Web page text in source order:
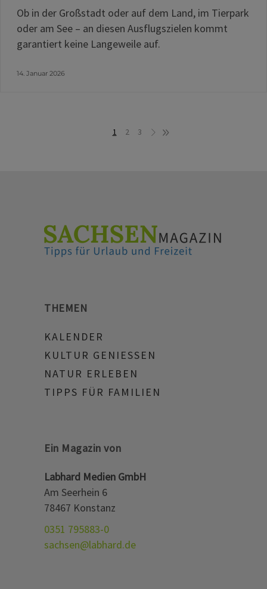
Ob in der Großstadt oder auf dem Land, im Tierpark
oder am See – an diesen Ausflugszielen kommt
garantiert keine Langeweile auf.
14. Januar 2026
1 2 3
THEMEN
KALENDER
KULTUR GENIESSEN
NATUR ERLEBEN
TIPPS FÜR FAMILIEN
Ein Magazin von
Labhard Medien GmbH
Am Seerhein 6
78467 Konstanz
0351 795883-0
sachsen@labhard.de